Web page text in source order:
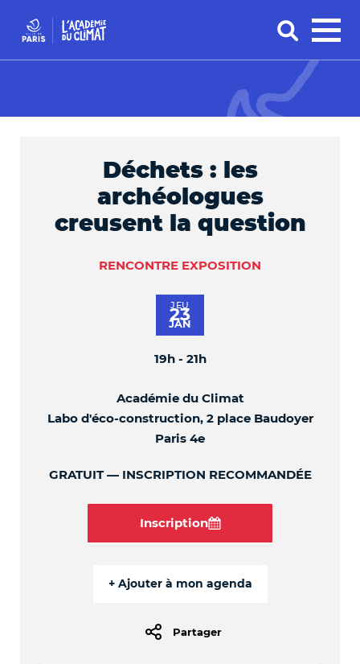
Déchets : les
archéologues
creusent la question
RENCONTRE EXPOSITION
JEU
23
JAN
19h - 21h
Académie du Climat
Labo d'éco-construction, 2 place Baudoyer
Paris 4e
GRATUIT INSCRIPTION RECOMMANDÉE
Inscription
Partager